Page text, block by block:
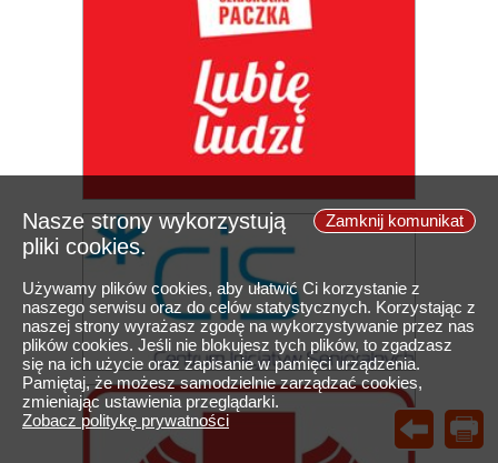
Zamknij komunikat
Nasze strony wykorzystują
pliki cookies.
Używamy plików cookies, aby ułatwić Ci korzystanie z
naszego serwisu oraz do celów statystycznych. Korzystając z
naszej strony wyrażasz zgodę na wykorzystywanie przez nas
plików cookies. Jeśli nie blokujesz tych plików, to zgadzasz
się na ich użycie oraz zapisanie w pamięci urządzenia.
Pamiętaj, że możesz samodzielnie zarządzać cookies,
zmieniając ustawienia przeglądarki.
Zobacz politykę prywatności